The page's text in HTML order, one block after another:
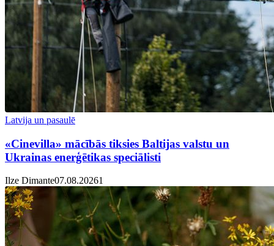
Latvija un pasaulē
«Cinevilla» mācībās tiksies Baltijas valstu un
Ukrainas enerģētikas speciālisti
Ilze Dimante07.08.20261